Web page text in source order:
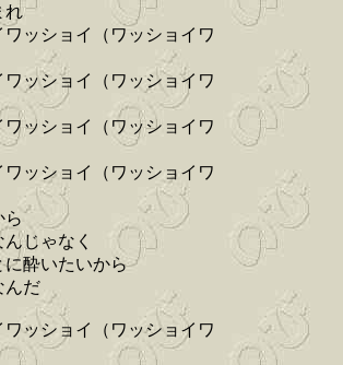
ショイ（ワッショイワ
ショイ（ワッショイワ
ショイ（ワッショイワ
ショイ（ワッショイワ
じゃなく
酔いたいから
だ
ショイ（ワッショイワ